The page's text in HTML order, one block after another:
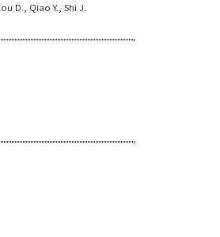
D., Qiao Y., Shi J.